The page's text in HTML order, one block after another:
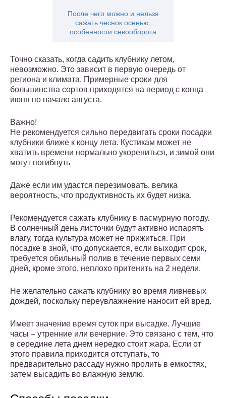
После чего можно и нельзя
сажать чеснок осенью,
особенности севооборота
Точно сказать, когда садить клубнику летом,
невозможно. Это зависит в первую очередь от
региона и климата. Примерные сроки для
большинства сортов приходятся на период с конца
июня по начало августа.
Важно!
Не рекомендуется сильно передвигать сроки посадки
клубники ближе к концу лета. Кустикам может не
хватить времени нормально укорениться, и зимой они
могут погибнуть
Даже если им удастся перезимовать, велика
вероятность, что продуктивность их будет низка.
Рекомендуется сажать клубнику в пасмурную погоду.
В солнечный день листочки будут активно испарять
влагу, тогда культура может не прижиться. При
посадке в зной, что допускается, если выходит срок,
требуется обильный полив в течение первых семи
дней, кроме этого, неплохо притенить на 2 недели.
Не желательно сажать клубнику во время ливневых
дождей, поскольку переувлажнение наносит ей вред.
Имеет значение время суток при высадке. Лучшие
часы – утренние или вечерние. Это связано с тем, что
в середине лета днем нередко стоит жара. Если от
этого правила приходится отступать, то
предварительно рассаду нужно пролить в емкостях,
затем высадить во влажную землю.